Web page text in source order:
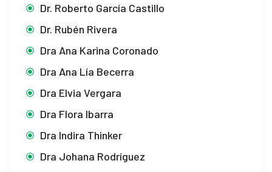
Dr. Roberto García Castillo
Dr. Rubén Rivera
Dra Ana Karina Coronado
Dra Ana Lía Becerra
Dra Elvia Vergara
Dra Flora Ibarra
Dra Indira Thinker
Dra Johana Rodríguez